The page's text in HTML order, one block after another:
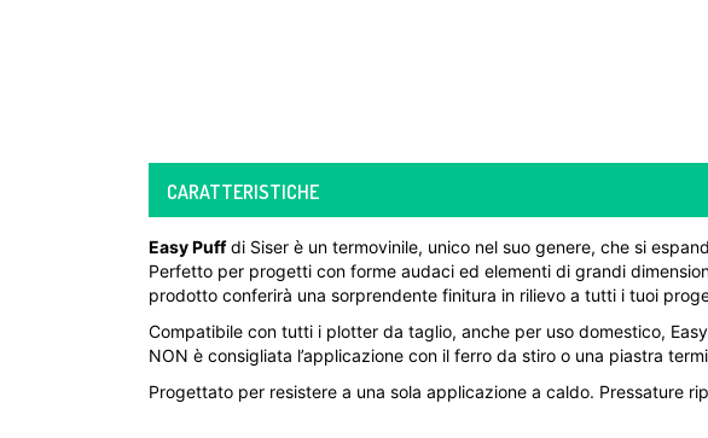
CARATTERISTICHE
Easy Puffdi Siser è un termovinile, unico nel suo genere, che si
Perfetto per progetti con forme audaci ed elementi di grandi
prodotto conferirà una sorprendente finitura in rilievo a tutti i tuoi
Compatibile con tutti i plotter da taglio, anche per uso domestico,
NON è consigliata l’applicazione con il ferro da stiro o una piastra
Progettato per resistere a una sola applicazione a caldo. Pressature